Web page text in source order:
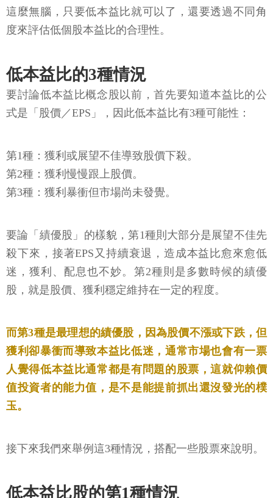
這麼無腦，只要低本益比就可以了，還要透過不同角
度來評估低個股本益比的合理性。
低本益比的3種情況
要討論低本益比概念股以前，首先要知道本益比的公
式是「股價／EPS」，因此低本益比有3種可能性：
第1種：獲利或展望不佳導致股價下殺。
第2種：獲利慢慢跟上股價。
第3種：獲利暴衝但市場尚未發覺。
要論「績優股」的樣貌，第1種則大部分是展望不佳先
殺下來，接著EPS又持續衰退，造成本益比愈來愈低
迷，獲利、配息也不妙。第2種則是多數時候的績優
股，就是股價、獲利穩定維持在一定的程度。
而第3種是最理想的績優股，因為股價不漲或下跌，但
獲利卻暴衝而導致本益比低迷，通常市場也會有一票
人覺得低本益比通常都是有問題的股票，這就仰賴價
值投資者的能力值，是不是能提前抓出還沒發光的樸
玉。
接下來我們來舉例這3種情況，搭配一些股票來說明。
低本益比股的第1種情況